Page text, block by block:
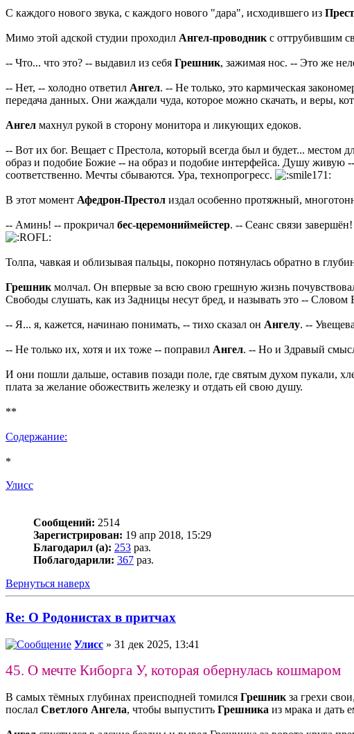
С каждого нового звука, с каждого нового "дара", исходившего из
Мимо этой адской студии проходил Ангел-проводник с оттрубившим
-- Что... что это? -- выдавил из себя Грешник, зажимая нос. -- Это же
-- Нет, -- холодно ответил Ангел. -- Не только, это кармическая
передача данных. Они жаждали чуда, которое можно скачать, и веры,
Ангел махнул рукой в сторону монитора и ликующих едоков.
-- Вот их бог. Вещает с Престола, который всегда был и будет...
образ и подобие Божие -- на образ и подобие интерфейса. Душу живую
соответственно. Мечты сбываются. Ура, технопрогресс.
В этот момент Афедрон-Престол издал особенно протяжный,
-- Аминь! -- прокричал бес-церемониймейстер. -- Сеанс связи
Толпа, чавкая и облизывая пальцы, покорно потянулась обратно в
Грешник молчал. Он впервые за всю свою грешную жизнь
Свободы слушать, как из Задницы несут бред, и называть это -- Словом
-- Я... я, кажется, начинаю понимать, -- тихо сказал он Ангелу. --
-- Не только их, хотя и их тоже -- поправил Ангел. -- Но и Здравый
И они пошли дальше, оставив позади поле, где святым духом пукали,
плата за желание обожествить железку и отдать ей свою душу.
**
Содержание:
*
Улисс
Сообщений: 2514
Зарегистрирован: 19 апр 2018, 15:29
Благодарил (а): 253 раз.
Поблагодарили: 367 раз.
Вернуться наверх
Re: О Родонистах в притчах
Улисс » 31 дек 2025, 13:41
45. О мечте Киборга У, которая обернулась кошмаром
В самых тёмных глубинах преисподней томился Грешник за грехи
послал Светлого Ангела, чтобы выпустить Грешника из мрака и дать